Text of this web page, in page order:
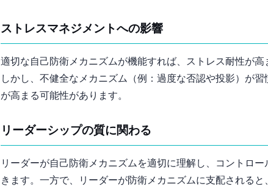
3. ストレスマネジメントへの影響
適切な自己防衛メカニズムが機能すれば、ストレス耐性が高
しかし、不健全なメカニズム（例：過度な否認や投影）が
が高まる可能性があります。
4. リーダーシップの質に関わる
リーダーが自己防衛メカニズムを適切に理解し、コントロ
きます。一方で、リーダーが防衛メカニズムに支配される